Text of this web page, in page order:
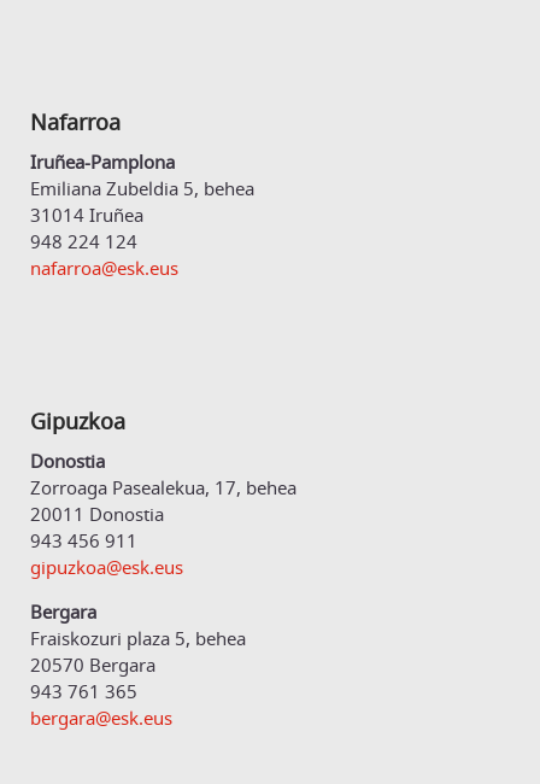
Nafarroa
Iruñea-Pamplona
Emiliana Zubeldia 5, behea
31014 Iruñea
948 224 124
nafarroa@esk.eus
Gipuzkoa
Donostia
Zorroaga Pasealekua, 17, behea
20011 Donostia
943 456 911
gipuzkoa@esk.eus
Bergara
Fraiskozuri plaza 5, behea
20570 Bergara
943 761 365
bergara@esk.eus